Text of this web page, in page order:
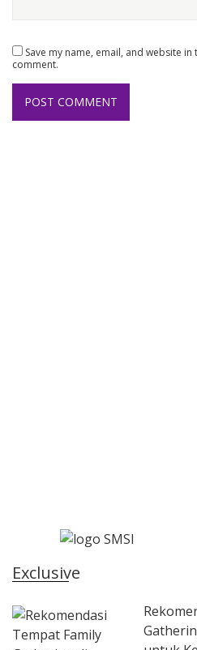
Save my name, email, and website
comment.
Exclusive